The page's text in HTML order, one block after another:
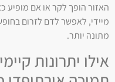
האזור הופך לקר או אם מופיע
מיידי, לאפשר לדם לזרום
מתונה יותר.
אילו יתרונות